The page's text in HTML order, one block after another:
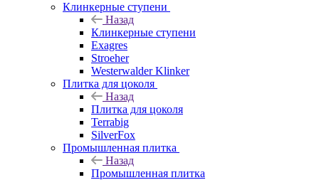
Клинкерные ступени
Назад
Клинкерные ступени
Exagres
Stroeher
Westerwalder Klinker
Плитка для цоколя
Назад
Плитка для цоколя
Terrabig
SilverFox
Промышленная плитка
Назад
Промышленная плитка